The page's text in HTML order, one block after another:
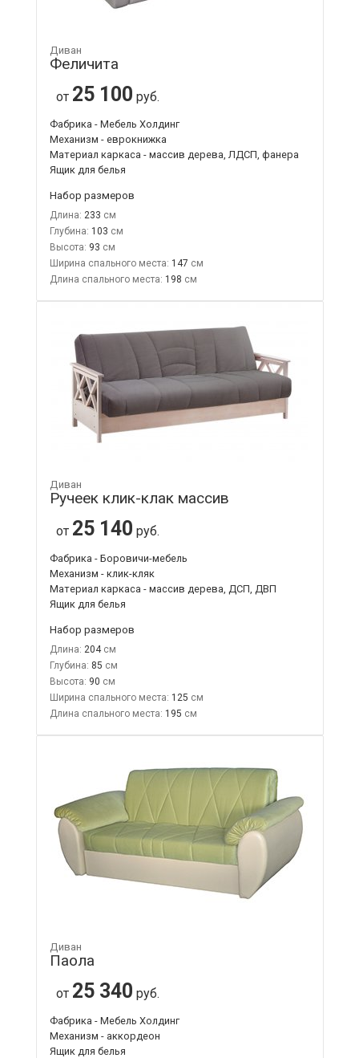
Диван
Феличита
от 25 100 руб.
Фабрика - Мебель Холдинг
Механизм - еврокнижка
Материал каркаса - массив дерева, ЛДСП, фанера
Ящик для белья
Набор размеров
Длина: 233
Глубина: 103
Высота: 93
Ширина спального места: 147
Длина спального места: 198
Диван
Ручеек клик-клак массив
от 25 140 руб.
Фабрика - Боровичи-мебель
Механизм - клик-кляк
Материал каркаса - массив дерева, ДСП, ДВП
Ящик для белья
Набор размеров
Длина: 204
Глубина: 85
Высота: 90
Ширина спального места: 125
Длина спального места: 195
Диван
Паола
от 25 340 руб.
Фабрика - Мебель Холдинг
Механизм - аккордеон
Ящик для белья